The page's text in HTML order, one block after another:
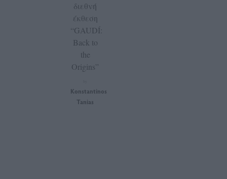
διεθνή
έκθεση
“GAUDÍ:
Back to
the
Origins”
Konstantinos
Tanias